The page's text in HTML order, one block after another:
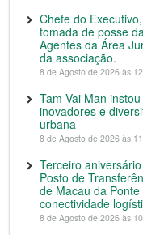
Chefe do
tomada de posse
Agentes da Área
da associação.
8 de Agosto de 2026 às
Tam Vai Man
inovadores e
urbana
8 de Agosto de 2026 às
Terceiro
Posto de
de Macau da
conectividade
8 de Agosto de 2026 às